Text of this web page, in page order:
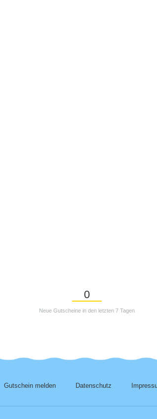
0
Neue Gutscheine in den letzten 7 Tagen
Gutschein melden Datenschutz